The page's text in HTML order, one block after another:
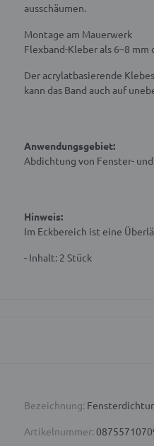
ausschäumen.
Montage am Mauerwerk
Flexband-Kleber als 6–8
Der acrylatbasierende
kann das Band auch auf
Anwendungsgebiet:
Abdichtung von Fenster-
Hinweis:
Im Eckbereich ist eine
- Inhalt: 2 Stück
Bezeichnung:
Artikelnummer: